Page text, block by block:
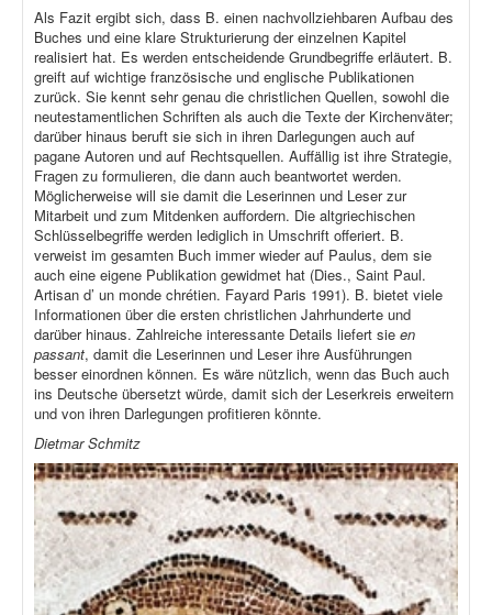
Als Fazit ergibt sich, dass B. einen nachvollziehbaren Aufbau des
Buches und eine klare Strukturierung der einzelnen Kapitel
realisiert hat. Es werden entscheidende Grundbegriffe erläutert. B.
greift auf wichtige französische und englische Publikationen
zurück. Sie kennt sehr genau die christlichen Quellen, sowohl die
neutestamentlichen Schriften als auch die Texte der Kirchenväter;
darüber hinaus beruft sie sich in ihren Darlegungen auch auf
pagane Autoren und auf Rechtsquellen. Auffällig ist ihre Strategie,
Fragen zu formulieren, die dann auch beantwortet werden.
Möglicherweise will sie damit die Leserinnen und Leser zur
Mitarbeit und zum Mitdenken auffordern. Die altgriechischen
Schlüsselbegriffe werden lediglich in Umschrift offeriert. B.
verweist im gesamten Buch immer wieder auf Paulus, dem sie
auch eine eigene Publikation gewidmet hat (Dies., Saint Paul.
Artisan d’ un monde chrétien. Fayard Paris 1991). B. bietet viele
Informationen über die ersten christlichen Jahrhunderte und
darüber hinaus. Zahlreiche interessante Details liefert sie en
passant, damit die Leserinnen und Leser ihre Ausführungen
besser einordnen können. Es wäre nützlich, wenn das Buch auch
ins Deutsche übersetzt würde, damit sich der Leserkreis erweitern
und von ihren Darlegungen profitieren könnte.
Dietmar Schmitz